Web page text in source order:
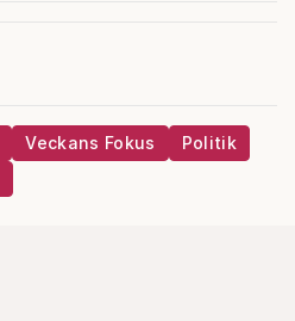
Veckans Fokus
Politik